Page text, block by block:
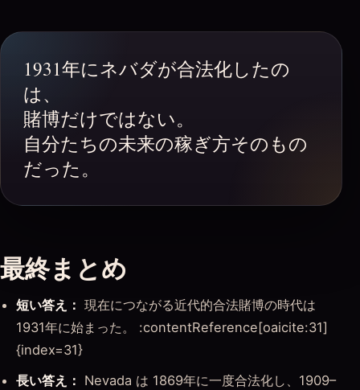
1931年にネバダが合法化したの
は、
賭博だけではない。
自分たちの未来の稼ぎ方そのもの
だった。
最終まとめ
短い答え： 現在につながる近代的合法賭博の時代は
1931年に始まった。 :contentReference[oaicite:31]
{index=31}
長い答え： Nevada は 1869年に一度合法化し、1909–